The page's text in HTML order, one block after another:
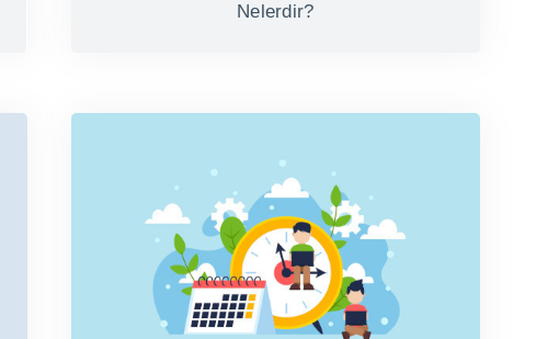
Nelerdir?